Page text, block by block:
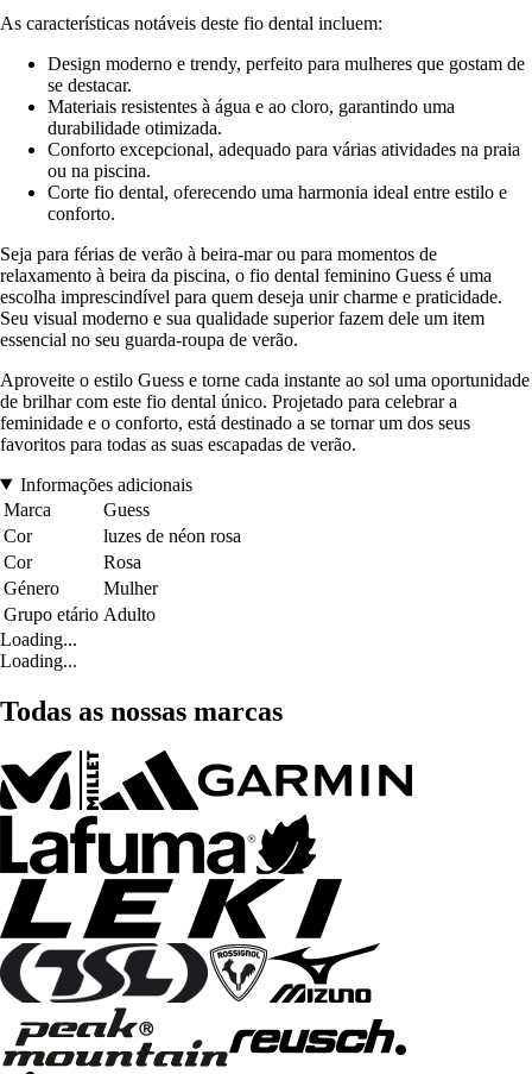
As características notáveis deste fio dental incluem:
Design moderno e trendy, perfeito para mulheres que gostam de
se destacar.
Materiais resistentes à água e ao cloro, garantindo uma
durabilidade otimizada.
Conforto excepcional, adequado para várias atividades na praia
ou na piscina.
Corte fio dental, oferecendo uma harmonia ideal entre estilo e
conforto.
Seja para férias de verão à beira-mar ou para momentos de
relaxamento à beira da piscina, o fio dental feminino Guess é uma
escolha imprescindível para quem deseja unir charme e praticidade.
Seu visual moderno e sua qualidade superior fazem dele um item
essencial no seu guarda-roupa de verão.
Aproveite o estilo Guess e torne cada instante ao sol uma oportunidade
de brilhar com este fio dental único. Projetado para celebrar a
feminidade e o conforto, está destinado a se tornar um dos seus
favoritos para todas as suas escapadas de verão.
Informações adicionais
Marca
Guess
Cor
luzes de néon rosa
Cor
Rosa
Género
Mulher
Grupo etário Adulto
Loading...
Loading...
Todas as nossas marcas